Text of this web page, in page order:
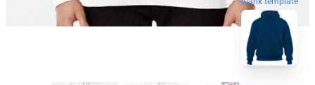
blank template